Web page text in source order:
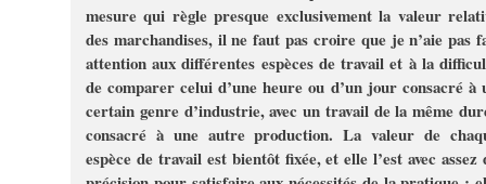
mesure qui règle presque exclusivement la valeur
des marchandises, il ne faut pas croire que je n’aie pas
attention aux différentes espèces de travail et à la
de comparer celui d’une heure ou d’un jour consacré à
certain genre d’industrie, avec un travail de la même
consacré à une autre production. La valeur de
espèce de travail est bientôt fixée, et elle l’est avec assez